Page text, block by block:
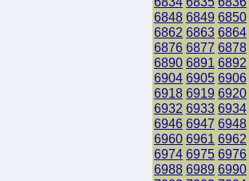
6848 6849 6850
6862 6863 6864
6876 6877 6878
6890 6891 6892
6904 6905 6906
6918 6919 6920
6932 6933 6934
6946 6947 6948
6960 6961 6962
6974 6975 6976
6988 6989 6990